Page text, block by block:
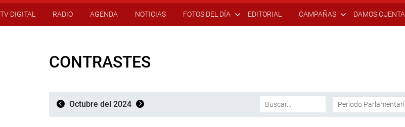
TV DIGITAL RADIO AGENDA NOTICIAS FOTOS DEL DÍA EDITORIAL CAMPAÑAS DAMOS CUENTA
CONTRASTES
Octubre del 2024